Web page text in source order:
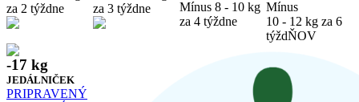
za 2 týždne
za 3 týždne
Mínus 8 - 10 kg
za 4 týždne
Mínus
10 - 12 kg za 6
týždŇOV
-17 kg
JEDÁLNIČEK
PRIPRAVENÝ